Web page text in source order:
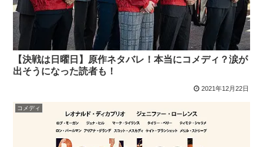
【決戦は日曜日】原作ネタバレ！本当にコメディ？涙が
出そうになった読者も！
2021年12月22日
コメディ